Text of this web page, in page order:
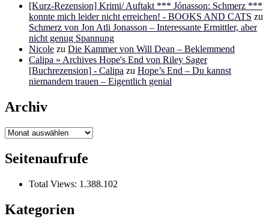
[Kurz-Rezension] Krimi/ Auftakt *** Jónasson: Schmerz ***
konnte mich leider nicht erreichen! - BOOKS AND CATS zu
Schmerz von Jon Atli Jonasson – Interessante Ermittler, aber
nicht genug Spannung
Nicole zu Die Kammer von Will Dean – Beklemmend
Calipa » Archives Hope's End von Riley Sager
[Buchrezension] - Calipa zu Hope’s End – Du kannst
niemandem trauen – Eigentlich genial
Archiv
Archiv
Seitenaufrufe
Total Views: 1.388.102
Kategorien